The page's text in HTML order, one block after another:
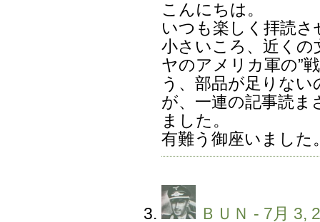
こんにちは。
いつも楽しく拝読
小さいころ、近く
ヤのアメリカ軍の”
う、部品が足りな
が、一連の記事読ま
ました。
有難う御座いました
ＢＵＮ - 7月 3,